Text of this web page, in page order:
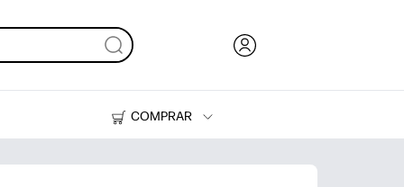
COMPRAR
Suprimentos